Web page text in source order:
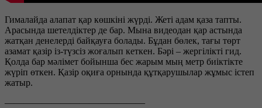
Гималайда алапат қар көшкіні жүрді. Жеті адам қаза тапты.
Арасында шетелдіктер де бар. Мына видеодан қар астында
жатқан денелерді байқауға болады. Бұдан бөлек, тағы төрт
азамат қазір із-түзсіз жоғалып кеткен. Бәрі – жергілікті гид.
Қолда бар мәлімет бойынша бес жарым мың метр биіктікте
жүріп өткен. Қазір оқиға орнында құтқарушылар жұмыс істеп
жатыр.
———————————————